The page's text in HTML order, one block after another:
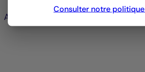
Au nom du Conseil d’administration
Consulter notre politique